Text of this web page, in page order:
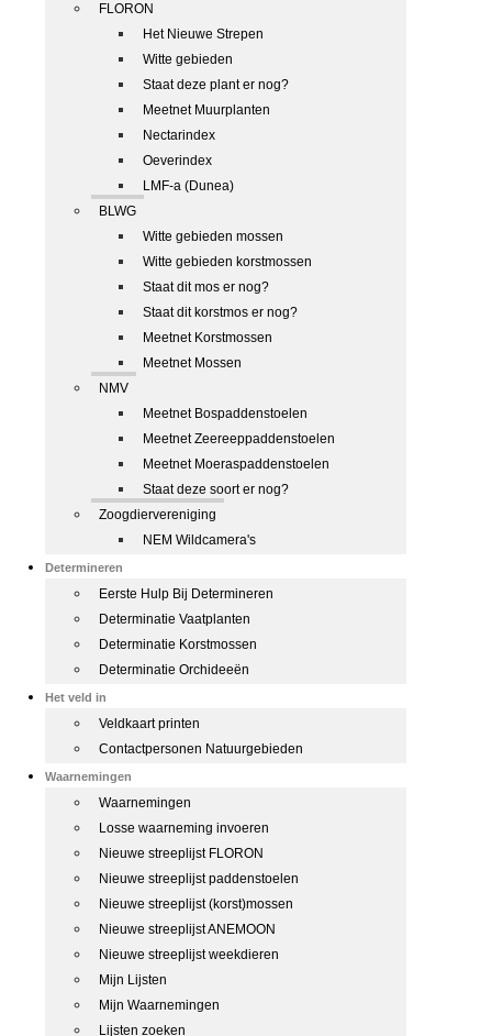
FLORON
Het Nieuwe Strepen
Witte gebieden
Staat deze plant er nog?
Meetnet Muurplanten
Nectarindex
Oeverindex
LMF-a (Dunea)
BLWG
Witte gebieden mossen
Witte gebieden korstmossen
Staat dit mos er nog?
Staat dit korstmos er nog?
Meetnet Korstmossen
Meetnet Mossen
NMV
Meetnet Bospaddenstoelen
Meetnet Zeereeppaddenstoelen
Meetnet Moeraspaddenstoelen
Staat deze soort er nog?
Zoogdiervereniging
NEM Wildcamera's
Determineren
Eerste Hulp Bij Determineren
Determinatie Vaatplanten
Determinatie Korstmossen
Determinatie Orchideeën
Het veld in
Veldkaart printen
Contactpersonen Natuurgebieden
Waarnemingen
Waarnemingen
Losse waarneming invoeren
Nieuwe streeplijst FLORON
Nieuwe streeplijst paddenstoelen
Nieuwe streeplijst (korst)mossen
Nieuwe streeplijst ANEMOON
Nieuwe streeplijst weekdieren
Mijn Lijsten
Mijn Waarnemingen
Lijsten zoeken